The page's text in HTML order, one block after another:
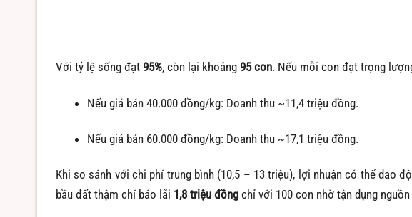
Với tỷ lệ sống đạt 95%, còn lại khoảng 95 con. Nếu mỗi con đạt trọng
Nếu giá bán 40.000 đồng/kg: Doanh thu ~11,4 triệu đồng.
Nếu giá bán 60.000 đồng/kg: Doanh thu ~17,1 triệu đồng.
Khi so sánh với chi phí trung bình (10,5 – 13 triệu), lợi nhuận có thể dao
bầu đất thậm chí báo lãi 1,8 triệu đồngchỉ với 100 con nhờ tận dụng